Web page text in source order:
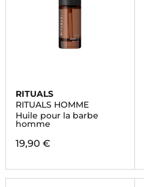
RITUALS
RITUALS HOMME
Huile pour la barbe
homme
19,90 €